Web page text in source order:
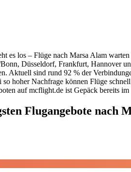
es los – Flüge nach Marsa Alam
Düsseldorf, Frankfurt, Hannover
Aktuell sind rund 92 % der
hoher Nachfrage können Flüge
auf mcflight.de ist Gepäck bereits
Flugangebote nach